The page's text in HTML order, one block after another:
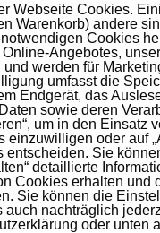
Webseite Cookies.
Warenkorb) andere
Cookies
Angebotes,
werden für
umfasst die
Endgerät, das
sowie deren
um in den Einsatz
einzuwilligen oder auf
entscheiden. Sie
detaillierte
Cookies erhalten und
Sie können die
auch nachträglich
oder unten